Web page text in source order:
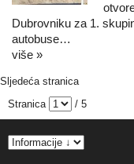
Dubrovniku za 1.
autobuse…
više »
Sljedeća stranica
Stranica
/ 5